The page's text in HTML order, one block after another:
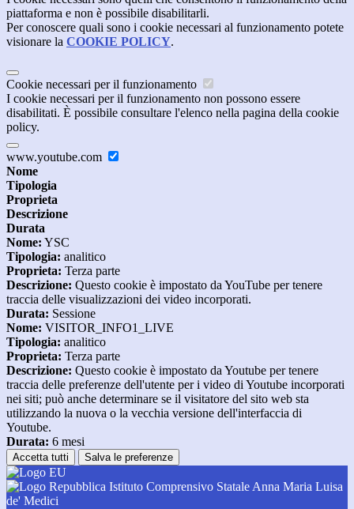
piattaforma e non è possibile disabilitarli.
Per conoscere quali sono i cookie necessari al funzionamento potete
visionare la COOKIE POLICY.
Cookie necessari per il funzionamento
I cookie necessari per il funzionamento non possono essere
disabilitati. È possibile consultare l'elenco nella pagina della cookie
policy.
www.youtube.com
Nome
Tipologia
Proprieta
Descrizione
Durata
Nome: YSC
Tipologia: analitico
Proprieta: Terza parte
Descrizione: Questo cookie è impostato da YouTube per tenere
traccia delle visualizzazioni dei video incorporati.
Durata: Sessione
Nome: VISITOR_INFO1_LIVE
Tipologia: analitico
Proprieta: Terza parte
Descrizione: Questo cookie è impostato da Youtube per tenere
traccia delle preferenze dell'utente per i video di Youtube incorporati
nei siti; può anche determinare se il visitatore del sito web sta
utilizzando la nuova o la vecchia versione dell'interfaccia di
Youtube.
Durata: 6 mesi
Accetta tutti Salva le preferenze
Istituto Comprensivo Statale Anna Maria Luisa
de' Medici